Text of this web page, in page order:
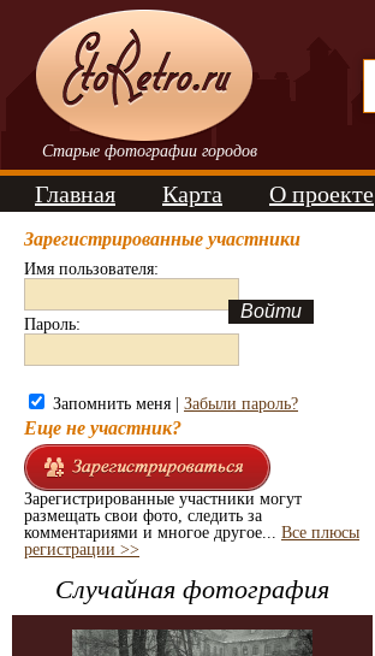
Старые фотографии городов
Главная Карта О проекте
Зарегистрированные участники
Имя пользователя:
Пароль:
Запомнить меня | Забыли пароль?
Еще не участник?
Зарегистрированные участники могут
размещать свои фото, следить за
комментариями и многое другое... Все плюсы
регистрации >>
Случайная фотография